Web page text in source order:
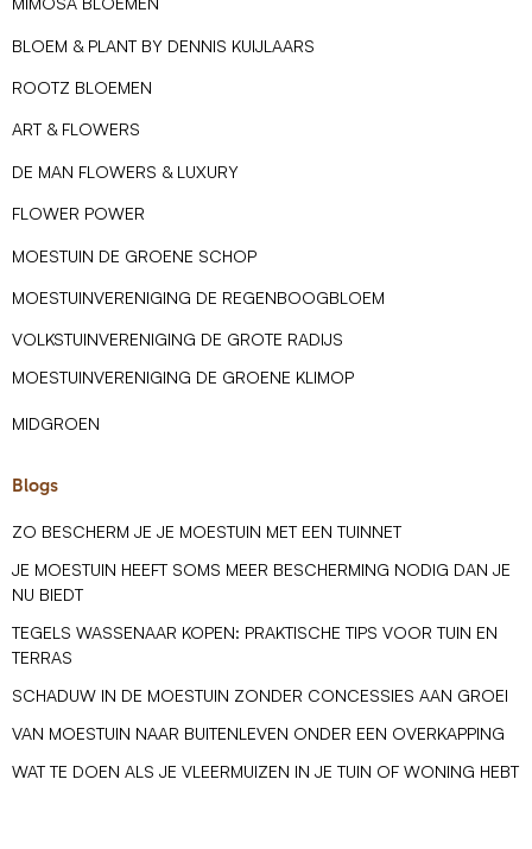
BLOEM & PLANT BY DENNIS KUIJLAARS
ROOTZ BLOEMEN
ART & FLOWERS
DE MAN FLOWERS & LUXURY
FLOWER POWER
MOESTUIN DE GROENE SCHOP
MOESTUINVERENIGING DE REGENBOOGBLOEM
VOLKSTUINVERENIGING DE GROTE RADIJS
MOESTUINVERENIGING DE GROENE KLIMOP
MIDGROEN
Blogs
ZO BESCHERM JE JE MOESTUIN MET EEN TUINNET
JE MOESTUIN HEEFT SOMS MEER BESCHERMING NODIG DAN JE
NU BIEDT
TEGELS WASSENAAR KOPEN: PRAKTISCHE TIPS VOOR TUIN EN
TERRAS
SCHADUW IN DE MOESTUIN ZONDER CONCESSIES AAN GROEI
VAN MOESTUIN NAAR BUITENLEVEN ONDER EEN OVERKAPPING
WAT TE DOEN ALS JE VLEERMUIZEN IN JE TUIN OF WONING HEBT